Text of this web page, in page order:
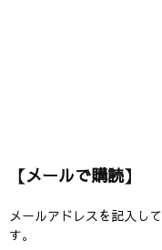
【メールで購読】
メールアドレスを記入し
す。